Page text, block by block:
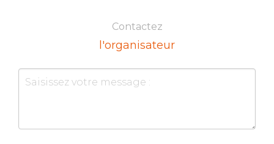
Contactez
l'organisateur